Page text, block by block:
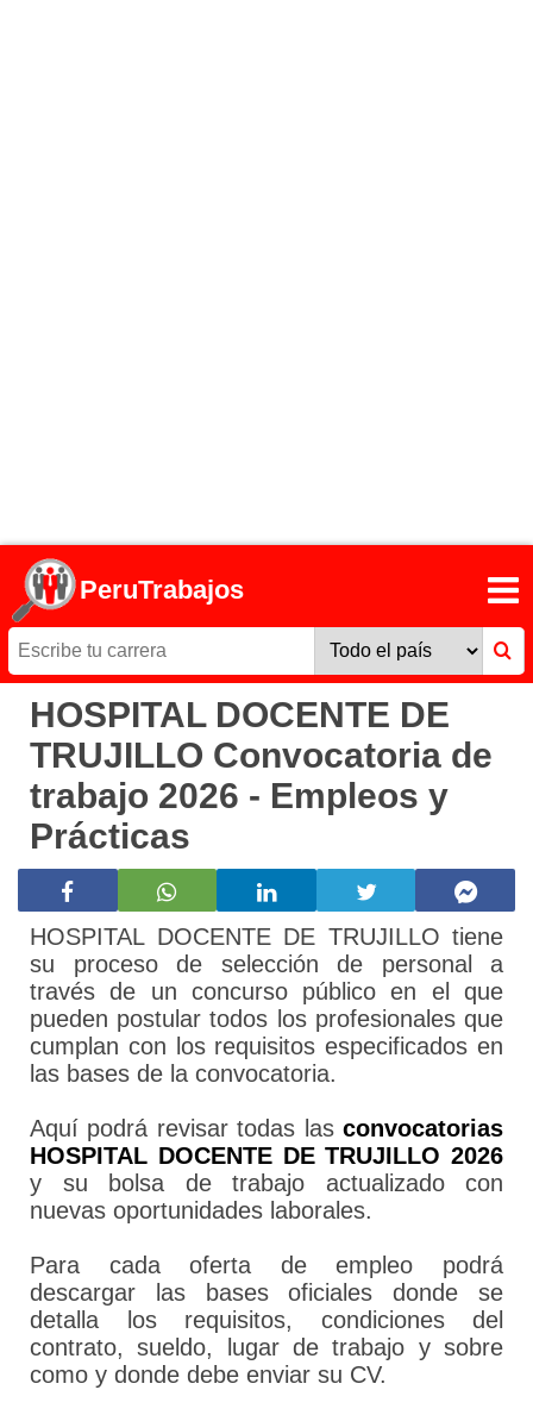
PeruTrabajos
HOSPITAL DOCENTE DE
TRUJILLO Convocatoria de
trabajo 2026 - Empleos y
Prácticas
HOSPITAL DOCENTE DE TRUJILLO tiene
su proceso de selección de personal a
través de un concurso público en el que
pueden postular todos los profesionales que
cumplan con los requisitos especificados en
las bases de la convocatoria.
Aquí podrá revisar todas las convocatorias
HOSPITAL DOCENTE DE TRUJILLO 2026
y su bolsa de trabajo actualizado con
nuevas oportunidades laborales.
Para cada oferta de empleo podrá
descargar las bases oficiales donde se
detalla los requisitos, condiciones del
contrato, sueldo, lugar de trabajo y sobre
como y donde debe enviar su CV.